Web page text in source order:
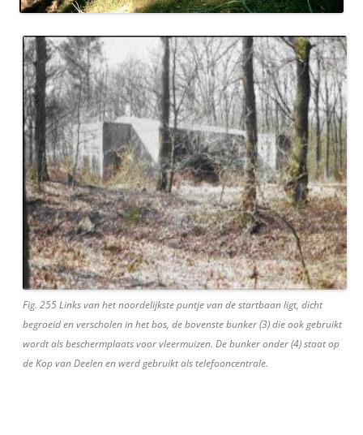
Fig. 255 Links van het noordelijkste puntje van de startbaan ligt, dicht
begroeid en verscholen in het bos, de bovenste bunker (3) die ook gebruikt
wordt als beschermplaats voor vleermuizen. De bunker onder (4) staat op
de Kop van Deelen en werd gebruikt als telefooncentrale.